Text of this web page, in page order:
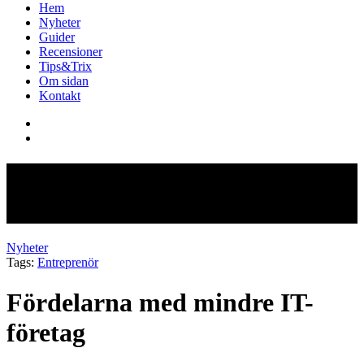
Hem
Nyheter
Guider
Recensioner
Tips&Trix
Om sidan
Kontakt
Nyheter
Tags: Entreprenör
Fördelarna med mindre IT-
företag